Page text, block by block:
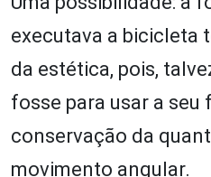
executava a bicicleta
da estética, pois,
fosse para usar a seu
conservação da
movimento angular.